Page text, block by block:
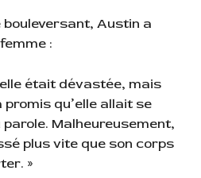
Austin a
:
était dévastée, mais
promis qu’elle allait se
Malheureusement,
plus vite que son corps
»